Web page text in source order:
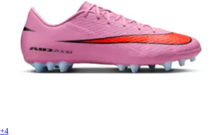
+4